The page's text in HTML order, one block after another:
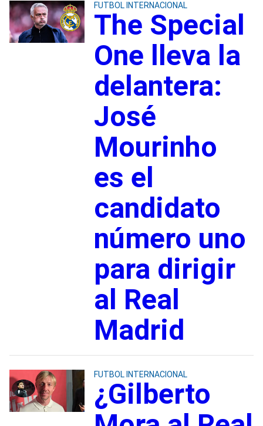
FUTBOL INTERNACIONAL
The Special
One lleva la
delantera:
José
Mourinho
es el
candidato
número uno
para dirigir
al Real
Madrid
FUTBOL INTERNACIONAL
¿Gilberto